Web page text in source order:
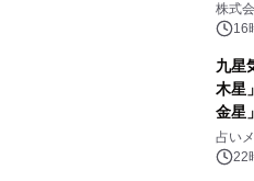
株式
16
九星
木星
金星
ング
占い
22